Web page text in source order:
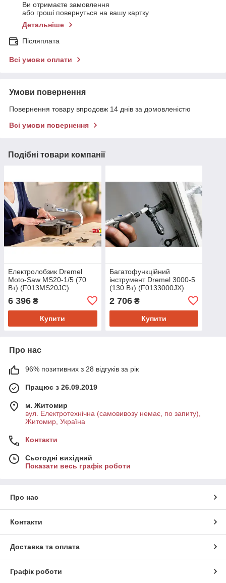
Ви отримаєте замовлення
або гроші повернуться на вашу картку
Детальніше
Післяплата
Всі умови оплати
Умови повернення
Повернення товару впродовж 14 днів за домовленістю
Всі умови повернення
Подібні товари компанії
Електролобзик Dremel
Moto-Saw MS20-1/5 (70
Вт) (F013MS20JC)
6 396 ₴
Купити
Багатофункційний
інструмент Dremel 3000-5
(130 Вт) (F0133000JX)
2 706₴
Купити
Про нас
96% позитивних з 28 відгуків за рік
Працює з 26.09.2019
м. Житомир
вул. Електротехнічна (самовивозу немає, по запиту),
Житомир, Україна
Контакти
Сьогодні вихідний
Показати весь графік роботи
Про нас
Контакти
Доставка та оплата
Графік роботи